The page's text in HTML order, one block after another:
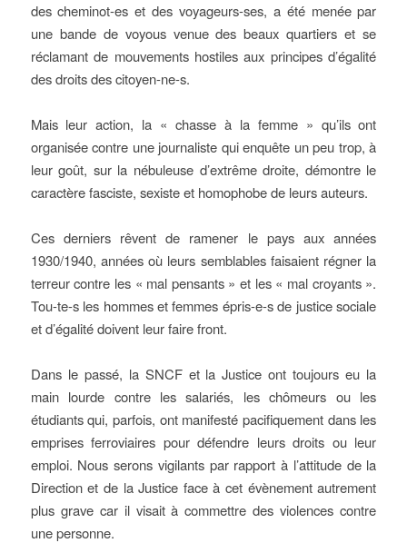
des cheminot-es et des voyageurs-ses, a été menée par
une bande de voyous venue des beaux quartiers et se
réclamant de mouvements hostiles aux principes d’égalité
des droits des citoyen-ne-s.
Mais leur action, la « chasse à la femme » qu’ils ont
organisée contre une journaliste qui enquête un peu trop, à
leur goût, sur la nébuleuse d’extrême droite, démontre le
caractère fasciste, sexiste et homophobe de leurs auteurs.
Ces derniers rêvent de ramener le pays aux années
1930/1940, années où leurs semblables faisaient régner la
terreur contre les « mal pensants » et les « mal croyants ».
Tou-te-s les hommes et femmes épris-e-s de justice sociale
et d’égalité doivent leur faire front.
Dans le passé, la SNCF et la Justice ont toujours eu la
main lourde contre les salariés, les chômeurs ou les
étudiants qui, parfois, ont manifesté pacifiquement dans les
emprises ferroviaires pour défendre leurs droits ou leur
emploi. Nous serons vigilants par rapport à l’attitude de la
Direction et de la Justice face à cet évènement autrement
plus grave car il visait à commettre des violences contre
une personne.